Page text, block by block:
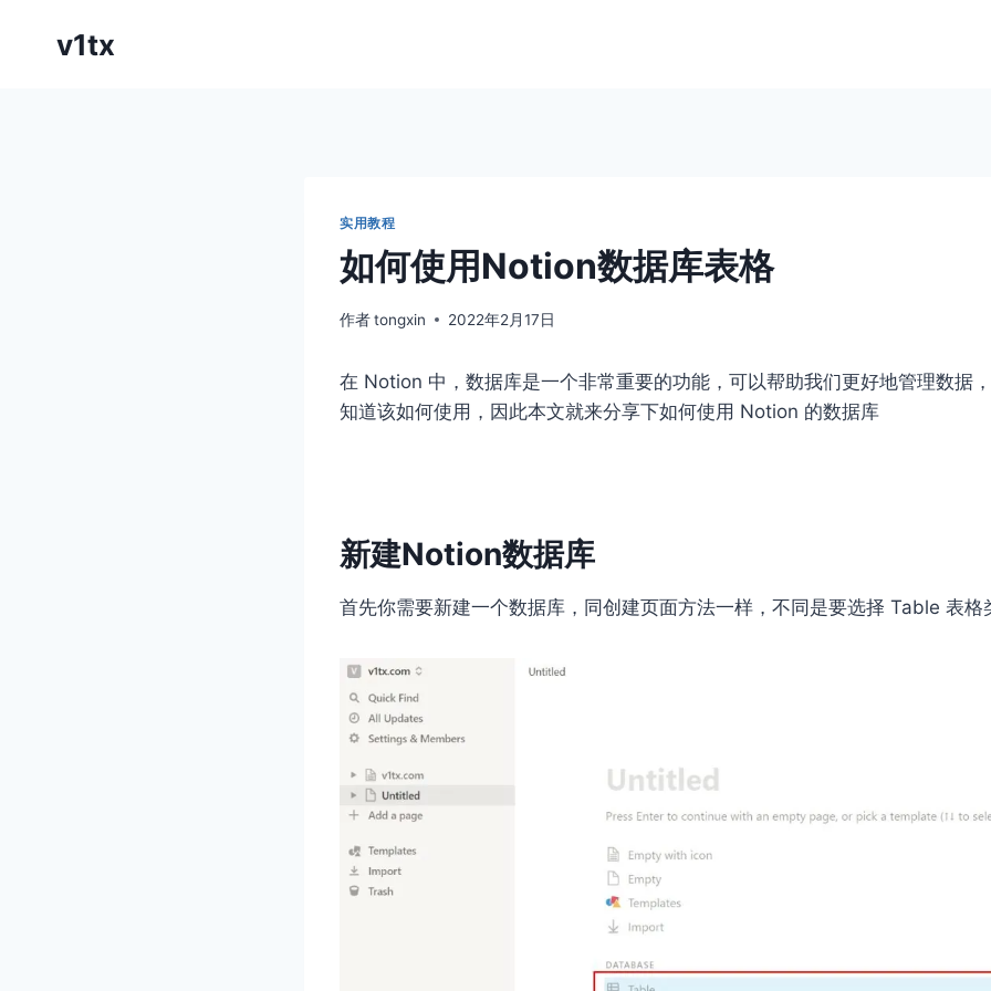
v1tx
实用教程
如何使用Notion数据库表格
作者tongxin 2022年2月17日
在 Notion 中，数据库是一个非常重要的功能，可以帮助我们更好地管理数据
知道该如何使用，因此本文就来分享下如何使用 Notion 的数据库
新建Notion数据库
首先你需要新建一个数据库，同创建页面方法一样，不同是要选择 Table 表格